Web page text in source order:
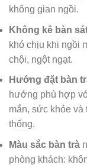
không gian ngồi.
Không kê bàn
khó chịu khi ngồi
chội, ngột ngạt.
Hướng đặt bàn
hướng phù hợp
mắn, sức khỏe và
thống.
Màu sắc bàn trà
phòng khách: